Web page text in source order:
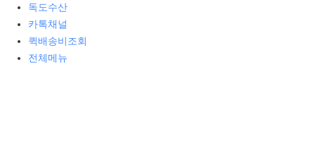
독도수산
카톡채널
퀵배송비조회
전체메뉴